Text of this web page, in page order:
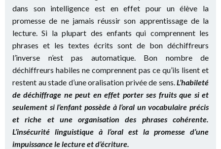
dans son intelligence est en effet pour un élève la
promesse de ne jamais réussir son apprentissage de la
lecture. Si la plupart des enfants qui comprennent les
phrases et les textes écrits sont de bon déchiffreurs
l’inverse n’est pas automatique. Bon nombre de
déchiffreurs habiles ne comprennent pas ce qu’ils lisent et
restent au stade d’une oralisation privée de sens.L’habileté
de déchiffrage ne peut en effet porter ses fruits que si et
seulement si l’enfant possède à l’oral un vocabulaire précis
et riche et une organisation des phrases cohérente.
L’insécurité linguistique à l’oral est la promesse d’une
impuissance le lecture et d’écriture.